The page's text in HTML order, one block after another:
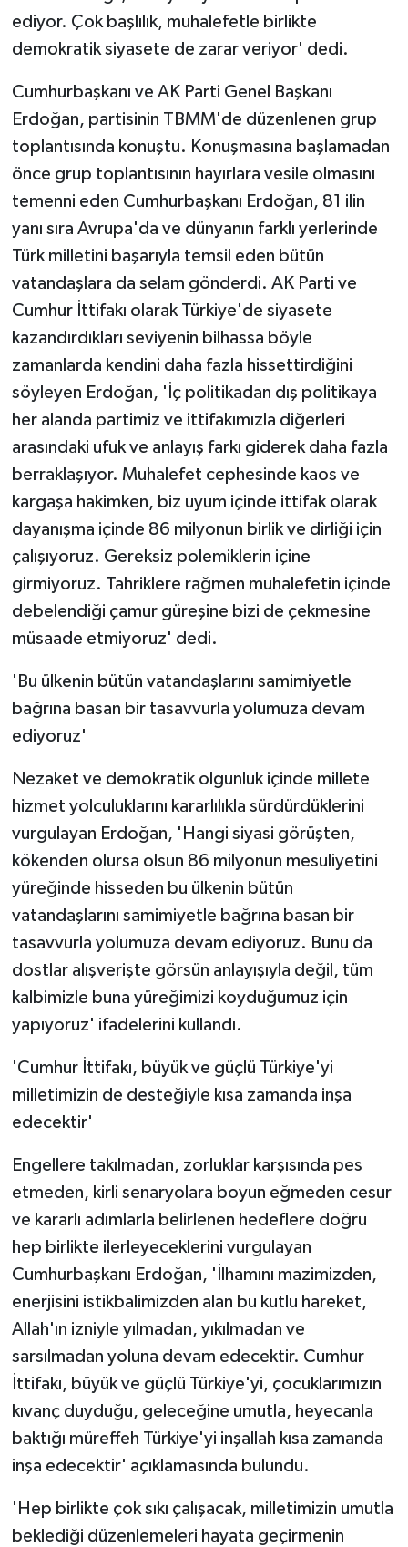
ediyor. Çok başlılık, muhalefetle birlikte
demokratik siyasete de zarar veriyor' dedi.
Cumhurbaşkanı ve AK Parti Genel Başkanı
Erdoğan, partisinin TBMM'de düzenlenen grup
toplantısında konuştu. Konuşmasına başlamadan
önce grup toplantısının hayırlara vesile olmasını
temenni eden Cumhurbaşkanı Erdoğan, 81 ilin
yanı sıra Avrupa'da ve dünyanın farklı yerlerinde
Türk milletini başarıyla temsil eden bütün
vatandaşlara da selam gönderdi. AK Parti ve
Cumhur İttifakı olarak Türkiye'de siyasete
kazandırdıkları seviyenin bilhassa böyle
zamanlarda kendini daha fazla hissettirdiğini
söyleyen Erdoğan, 'İç politikadan dış politikaya
her alanda partimiz ve ittifakımızla diğerleri
arasındaki ufuk ve anlayış farkı giderek daha fazla
berraklaşıyor. Muhalefet cephesinde kaos ve
kargaşa hakimken, biz uyum içinde ittifak olarak
dayanışma içinde 86 milyonun birlik ve dirliği için
çalışıyoruz. Gereksiz polemiklerin içine
girmiyoruz. Tahriklere rağmen muhalefetin içinde
debelendiği çamur güreşine bizi de çekmesine
müsaade etmiyoruz' dedi.
'Bu ülkenin bütün vatandaşlarını samimiyetle
bağrına basan bir tasavvurla yolumuza devam
ediyoruz'
Nezaket ve demokratik olgunluk içinde millete
hizmet yolculuklarını kararlılıkla sürdürdüklerini
vurgulayan Erdoğan, 'Hangi siyasi görüşten,
kökenden olursa olsun 86 milyonun mesuliyetini
yüreğinde hisseden bu ülkenin bütün
vatandaşlarını samimiyetle bağrına basan bir
tasavvurla yolumuza devam ediyoruz. Bunu da
dostlar alışverişte görsün anlayışıyla değil, tüm
kalbimizle buna yüreğimizi koyduğumuz için
yapıyoruz' ifadelerini kullandı.
'Cumhur İttifakı, büyük ve güçlü Türkiye'yi
milletimizin de desteğiyle kısa zamanda inşa
edecektir'
Engellere takılmadan, zorluklar karşısında pes
etmeden, kirli senaryolara boyun eğmeden cesur
ve kararlı adımlarla belirlenen hedeflere doğru
hep birlikte ilerleyeceklerini vurgulayan
Cumhurbaşkanı Erdoğan, 'İlhamını mazimizden,
enerjisini istikbalimizden alan bu kutlu hareket,
Allah'ın izniyle yılmadan, yıkılmadan ve
sarsılmadan yoluna devam edecektir. Cumhur
İttifakı, büyük ve güçlü Türkiye'yi, çocuklarımızın
kıvanç duyduğu, geleceğine umutla, heyecanla
baktığı müreffeh Türkiye'yi inşallah kısa zamanda
inşa edecektir' açıklamasında bulundu.
'Hep birlikte çok sıkı çalışacak, milletimizin umutla
beklediği düzenlemeleri hayata geçirmenin